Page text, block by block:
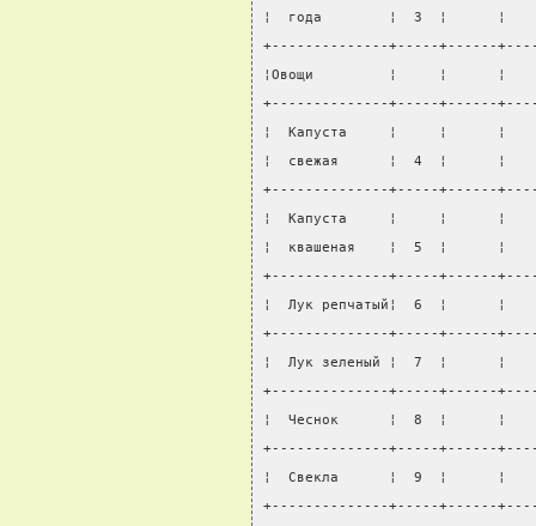
¦  года        ¦  3  ¦
+--------------+-----+------
¦Овощи         ¦     ¦
+--------------+-----+------
¦  Капуста     ¦     ¦
¦  свежая      ¦  4  ¦
+--------------+-----+------
¦  Капуста     ¦     ¦
¦  квашеная    ¦  5  ¦
+--------------+-----+------
¦  Лук репчатый¦  6  ¦
+--------------+-----+------
¦  Лук зеленый ¦  7  ¦
+--------------+-----+------
¦  Чеснок      ¦  8  ¦
+--------------+-----+------
¦  Свекла      ¦  9  ¦
+--------------+-----+------